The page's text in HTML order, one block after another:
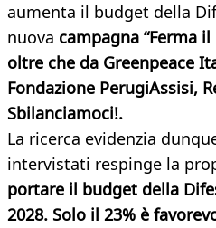
aumenta il budget della
nuova campagna “Ferma
oltre che da Greenpeace
Fondazione PerugiAssisi,
Sbilanciamoci!.
La ricerca evidenzia
intervistati respinge la
portare il budget della
2028. Solo il 23% è